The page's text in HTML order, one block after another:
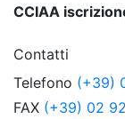
CCIAA
Contatti
Telefono (+39)
FAX (+39) 02